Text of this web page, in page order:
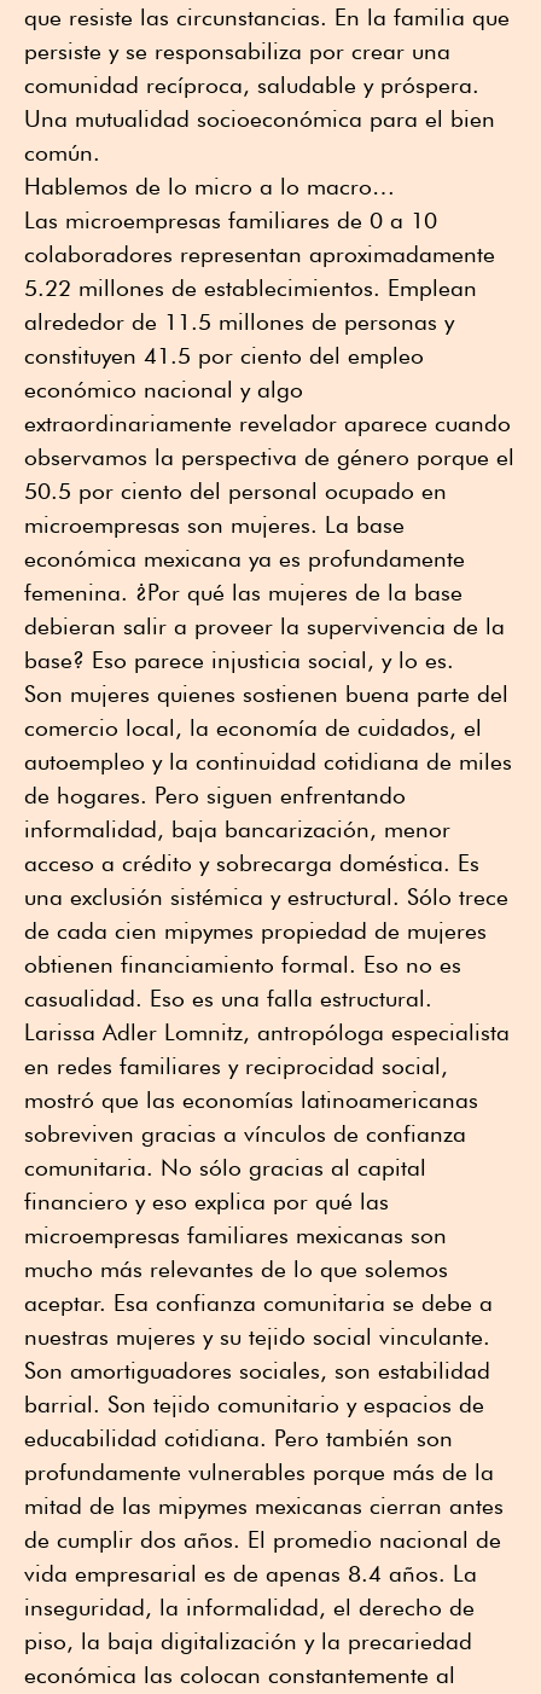
que resiste las circunstancias. En la familia que
persiste y se responsabiliza por crear una
comunidad recíproca, saludable y próspera.
Una mutualidad socioeconómica para el bien
común.
Hablemos de lo micro a lo macro…
Las microempresas familiares de 0 a 10
colaboradores representan aproximadamente
5.22 millones de establecimientos. Emplean
alrededor de 11.5 millones de personas y
constituyen 41.5 por ciento del empleo
económico nacional y algo
extraordinariamente revelador aparece cuando
observamos la perspectiva de género porque el
50.5 por ciento del personal ocupado en
microempresas son mujeres. La base
económica mexicana ya es profundamente
femenina. ¿Por qué las mujeres de la base
debieran salir a proveer la supervivencia de la
base? Eso parece injusticia social, y lo es.
Son mujeres quienes sostienen buena parte del
comercio local, la economía de cuidados, el
autoempleo y la continuidad cotidiana de miles
de hogares. Pero siguen enfrentando
informalidad, baja bancarización, menor
acceso a crédito y sobrecarga doméstica. Es
una exclusión sistémica y estructural. Sólo trece
de cada cien mipymes propiedad de mujeres
obtienen financiamiento formal. Eso no es
casualidad. Eso es una falla estructural.
Larissa Adler Lomnitz, antropóloga especialista
en redes familiares y reciprocidad social,
mostró que las economías latinoamericanas
sobreviven gracias a vínculos de confianza
comunitaria. No sólo gracias al capital
financiero y eso explica por qué las
microempresas familiares mexicanas son
mucho más relevantes de lo que solemos
aceptar. Esa confianza comunitaria se debe a
nuestras mujeres y su tejido social vinculante.
Son amortiguadores sociales, son estabilidad
barrial. Son tejido comunitario y espacios de
educabilidad cotidiana. Pero también son
profundamente vulnerables porque más de la
mitad de las mipymes mexicanas cierran antes
de cumplir dos años. El promedio nacional de
vida empresarial es de apenas 8.4 años. La
inseguridad, la informalidad, el derecho de
piso, la baja digitalización y la precariedad
económica las colocan constantemente al